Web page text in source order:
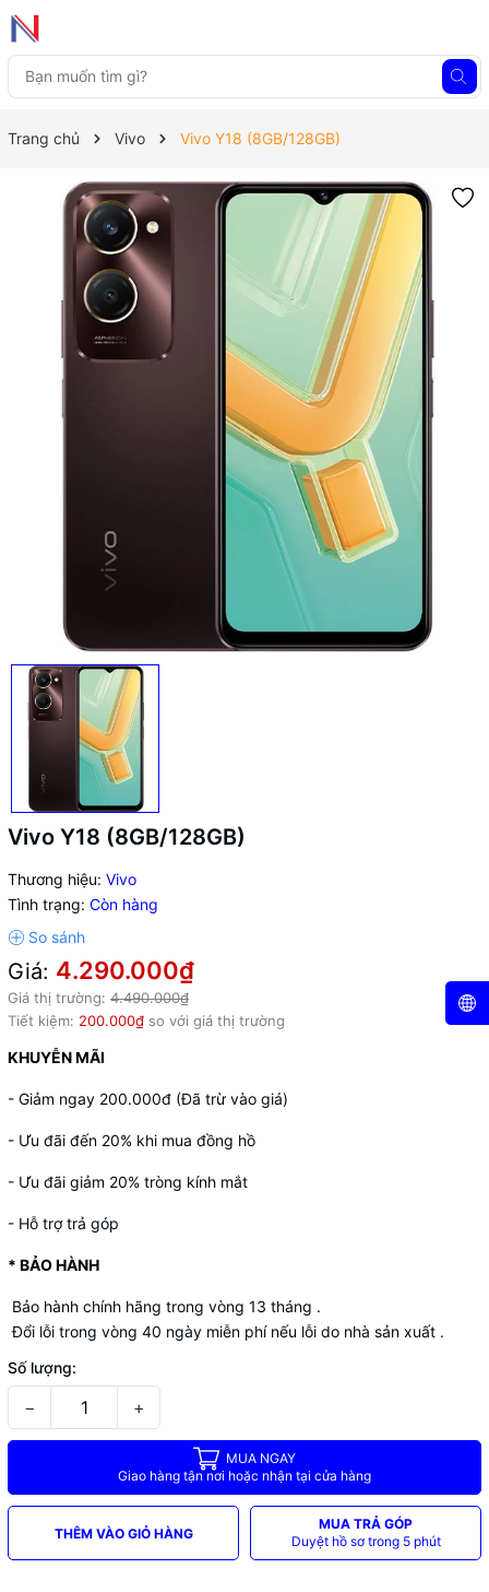
Trang chủ Vivo Vivo Y18 (8GB/128GB)
Vivo Y18 (8GB/128GB)
Thương hiệu: Vivo
Tình trạng: Còn hàng
Giá: 4.290.000₫
Giá thị trường: 4.490.000₫
Tiết kiệm: 200.000₫ so với giá thị trường
KHUYỄN MÃI
- Giảm ngay 200.000đ (Đã trừ vào giá)
- Ưu đãi đến 20% khi mua đồng hồ
- Ưu đãi giảm 20% tròng kính mắt
- Hỗ trợ trả góp
* BẢO HÀNH
Bảo hành chính hãng trong vòng 13 tháng .
Đổi lỗi trong vòng 40 ngày miễn phí nếu lỗi do nhà sản xuất .
Số lượng:
− +
MUA NGAY
Giao hàng tận nơi hoặc nhận tại cửa hàng
THÊM VÀO GIỎ HÀNG
MUA TRẢ GÓP
Duyệt hồ sơ trong 5 phút